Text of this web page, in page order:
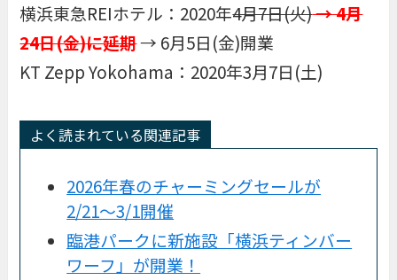
横浜東急REIホテル：2020年4月7日(火)→ 4月
24日(金)に延期→ 6月5日(金)開業
KT Zepp Yokohama：2020年3月7日(土)
よく読まれている関連記事
2026年春のチャーミングセールが
2/21〜3/1開催
臨港パークに新施設「横浜ティンバー
ワーフ」が開業！